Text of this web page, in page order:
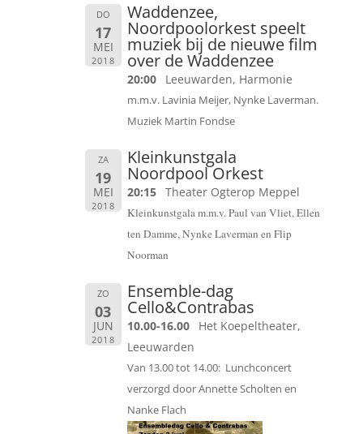
DO
17
MEI
2018
Waddenzee,
Noordpoolorkest speelt
muziek bij de nieuwe film
over de Waddenzee
20:00 Leeuwarden, Harmonie
m.m.v. Lavinia Meijer, Nynke Laverman.
Muziek Martin Fondse
ZA
19
MEI
2018
Kleinkunstgala
Noordpool Orkest
20:15 Theater Ogterop Meppel
Kleinkunstgala m.m.v. Paul van Vliet, Ellen
ten Damme, Nynke Laverman en Flip
Noorman
ZO
03
JUN
2018
Ensemble-dag
Cello&Contrabas
10.00-16.00
Het Koepeltheater,
Leeuwarden
Van 13.00 tot 14.00: Lunchconcert
verzorgd door Annette Scholten en
Nanke Flach